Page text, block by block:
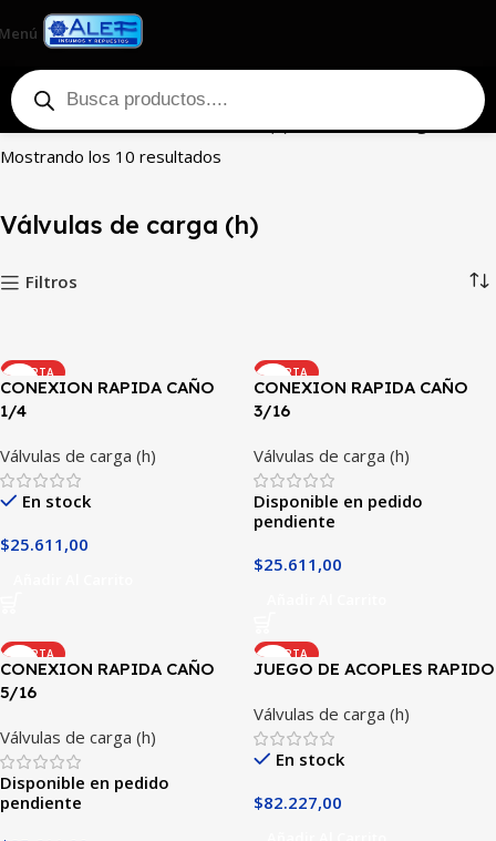
Inicio Tienda Herramientas Varios (h) Válvulas de carga (h)
Mostrando los 10 resultados
Válvulas de carga (h)
Filtros
OFERTA
CONEXION RAPIDA CAÑO
1/4
Válvulas de carga (h)
En stock
$25.611,00
OFERTA
CONEXION RAPIDA CAÑO
3/16
Válvulas de carga (h)
Disponible en pedido
pendiente
$25.611,00
OFERTA
CONEXION RAPIDA CAÑO
5/16
Válvulas de carga (h)
Disponible en pedido
pendiente
OFERTA
JUEGO DE ACOPLES RAPIDO
Válvulas de carga (h)
En stock
$82.227,00